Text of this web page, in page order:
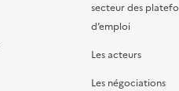
secteur des
d’emploi
Les acteurs
Les négociations